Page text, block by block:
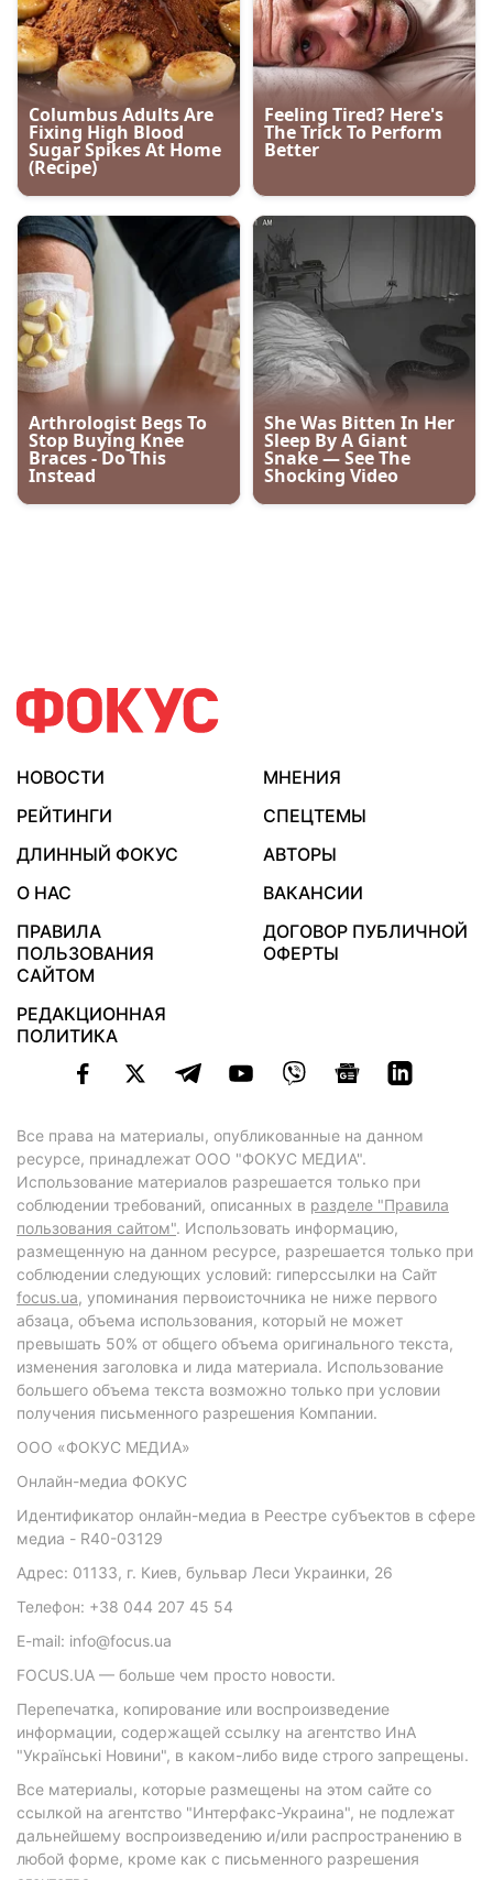
НОВОСТИ
МНЕНИЯ
РЕЙТИНГИ
СПЕЦТЕМЫ
ДЛИННЫЙ ФОКУС
АВТОРЫ
О НАС
ВАКАНСИИ
ПРАВИЛА
ПОЛЬЗОВАНИЯ
САЙТОМ
ДОГОВОР ПУБЛИЧНОЙ
ОФЕРТЫ
РЕДАКЦИОННАЯ
ПОЛИТИКА
Все права на материалы, опубликованные на данном
ресурсе, принадлежат ООО "ФОКУС МЕДИА".
Использование материалов разрешается только при
соблюдении требований, описанных в разделе "Правила
пользования сайтом". Использовать информацию,
размещенную на данном ресурсе, разрешается только при
соблюдении следующих условий: гиперссылки на Сайт
focus.ua, упоминания первоисточника не ниже первого
абзаца, объема использования, который не может
превышать 50% от общего объема оригинального текста,
изменения заголовка и лида материала. Использование
большего объема текста возможно только при условии
получения письменного разрешения Компании.
ООО «ФОКУС МЕДИА»
Онлайн-медиа ФОКУС
Идентификатор онлайн-медиа в Реестре субъектов в сфере
медиа - R40-03129
Адрес: 01133, г. Киев, бульвар Леси Украинки, 26
Телефон: +38 044 207 45 54
E-mail: info@focus.ua
FOCUS.UA — больше чем просто новости.
Перепечатка, копирование или воспроизведение
информации, содержащей ссылку на агентство ИнА
"Українські Новини", в каком-либо виде строго запрещены.
Все материалы, которые размещены на этом сайте со
ссылкой на агентство "Интерфакс-Украина", не подлежат
дальнейшему воспроизведению и/или распространению в
любой форме, кроме как с письменного разрешения